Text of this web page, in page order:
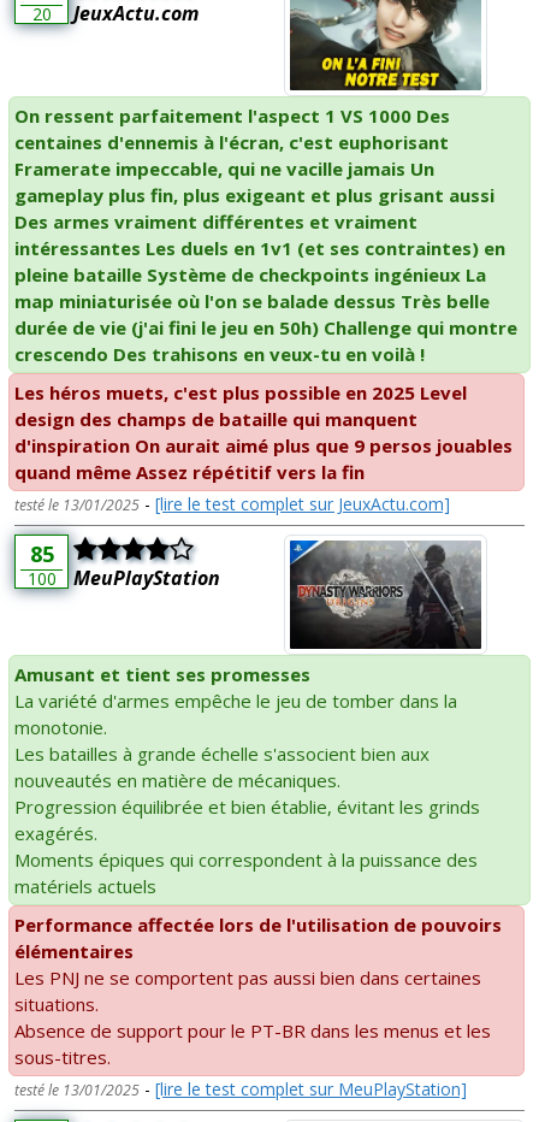
20 JeuxActu.com
On ressent parfaitement l'aspect 1 VS 1000 Des
centaines d'ennemis à l'écran, c'est euphorisant
Framerate impeccable, qui ne vacille jamais Un
gameplay plus fin, plus exigeant et plus grisant aussi
Des armes vraiment différentes et vraiment
intéressantes Les duels en 1v1 (et ses contraintes) en
pleine bataille Système de checkpoints ingénieux La
map miniaturisée où l'on se balade dessus Très belle
durée de vie (j'ai fini le jeu en 50h) Challenge qui montre
crescendo Des trahisons en veux-tu en voilà !
Les héros muets, c'est plus possible en 2025 Level
design des champs de bataille qui manquent
d'inspiration On aurait aimé plus que 9 persos jouables
quand même Assez répétitif vers la fin
testé le 13/01/2025 - [lire le test complet sur JeuxActu.com]
85
100 MeuPlayStation
Amusant et tient ses promesses
La variété d'armes empêche le jeu de tomber dans la
monotonie.
Les batailles à grande échelle s'associent bien aux
nouveautés en matière de mécaniques.
Progression équilibrée et bien établie, évitant les grinds
exagérés.
Moments épiques qui correspondent à la puissance des
matériels actuels
Performance affectée lors de l'utilisation de pouvoirs
élémentaires
Les PNJ ne se comportent pas aussi bien dans certaines
situations.
Absence de support pour le PT-BR dans les menus et les
sous-titres.
testé le 13/01/2025 - [lire le test complet sur MeuPlayStation]